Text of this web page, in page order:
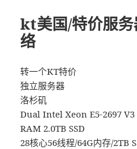
kt美国/特价服
络
转一个KT特价
独立服务器
洛杉矶
Dual Intel Xeon E5-2697
RAM 2.0TB SSD
28核心56线程/64G内存/2TB